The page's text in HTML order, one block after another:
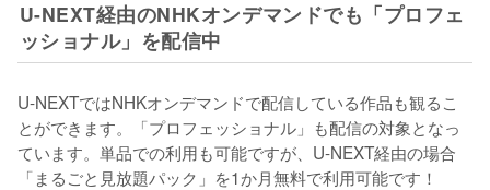
U-NEXT経由のNHKオンデマンドでも「プロフェ
ッショナル」を配信中
U-NEXTではNHKオンデマンドで配信している作品も観るこ
とができます。「プロフェッショナル」も配信の対象となっ
ています。単品での利用も可能ですが、U-NEXT経由の場合
「まるごと見放題パック」を1か月無料で利用可能です！